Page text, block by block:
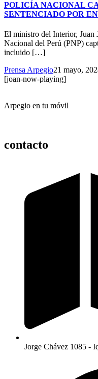
POLICÍA NACIONAL
SENTENCIADO POR
El ministro del Interior, Juan
Nacional del Perú (PNP)
incluido […]
Prensa Arpegio21 mayo,
[joan-now-playing]
Arpegio en tu móvil
contacto
Jorge Chávez 1085 -